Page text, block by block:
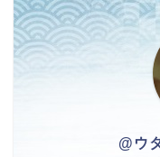
@ウ